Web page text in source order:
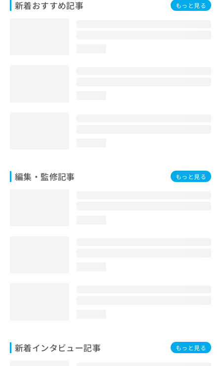
新着おすすめ記事 もっと見る
編集・監修記事 もっと見る
新着インタビュー記事 もっと見る
お